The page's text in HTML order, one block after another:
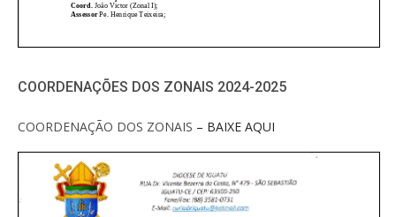
COORDENAÇÕES DOS ZONAIS 2024-2025
COORDENAÇÃO DOS ZONAIS – BAIXE AQUI